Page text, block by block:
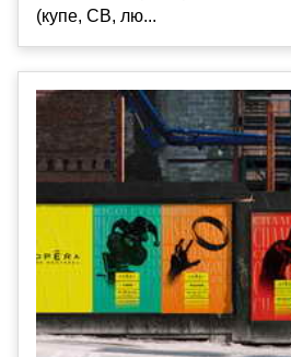
(купе, СВ, лю...